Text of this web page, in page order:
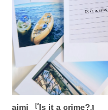
aimi 『Is it a crime?』